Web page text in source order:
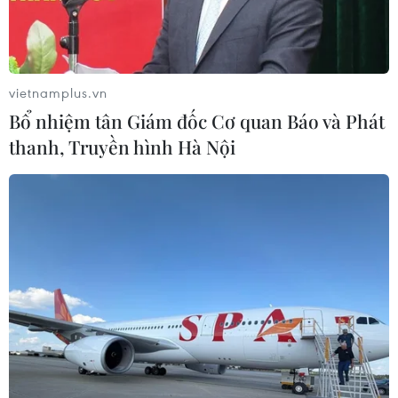
Portsmouth, Anh, ngày 23/3/2021. (Ảnh: AFP/TTXVN)
Theo trang thống kê worldometers.info, tính
đến khoảng 8h00 sáng 25/10 (giờ Việt Nam),
toàn thế giới ghi nhận 244,40 triệu ca nhiễm
vietnamplus.vn
Bổ nhiệm tân Giám đốc Cơ quan Báo và Phát
thanh, Truyền hình Hà Nội